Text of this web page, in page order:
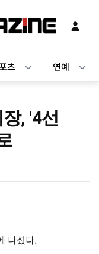
츠 연예
, '4선
나섰다.